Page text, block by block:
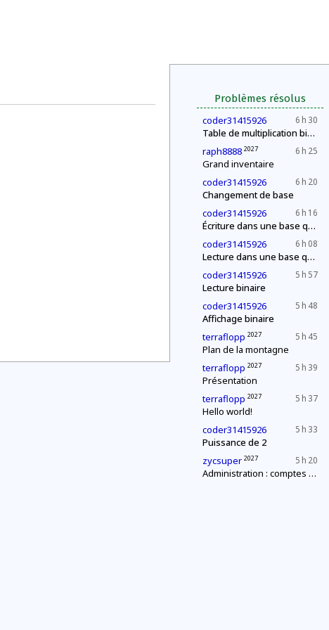
Problèmes résolus
6 h 30
coder31415926
Table de multiplication binaire
6 h 25
raph8888 2027
Grand inventaire
6 h 20
coder31415926
Changement de base
6 h 16
coder31415926
Écriture dans une base quelconque
6 h 08
coder31415926
Lecture dans une base quelconque
5 h 57
coder31415926
Lecture binaire
5 h 48
coder31415926
Affichage binaire
5 h 45
terraflopp 2027
Plan de la montagne
5 h 39
terraflopp 2027
Présentation
5 h 37
terraflopp 2027
Hello world!
5 h 33
coder31415926
Puissance de 2
5 h 20
zycsuper 2027
Administration : comptes annuels